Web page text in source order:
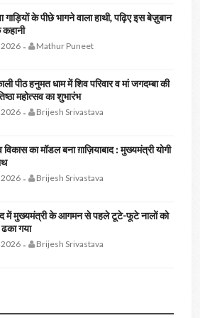
गाड़ियों के पीछे भागने वाला हाथी, पढ़िए इस बेज़ुबान
कहानी
- Mathur Puneet
पीठ हनुमत धाम में शिव परिवार व मां जगदम्बा की
महोत्सव का शुभारंभ
- Brijesh Srivastava
का मॉडल बना ग़ाज़ियाबाद : ​मुख्यमंत्री योगी
- Brijesh Srivastava
में मुख्यमंत्री के आगमन से पहले टूटे-फूटे नालों को
गया
- Brijesh Srivastava